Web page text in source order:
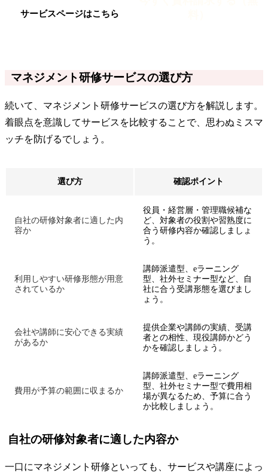
サービスページはこちら
マネジメント研修サービスの選び方
続いて、マネジメント研修サービスの選び方を解説します。
着眼点を意識してサービスを比較することで、思わぬミスマ
ッチを防げるでしょう。
選び方 確認ポイント
自社の研修対象者に適した内
容か
役員・経営層・管理職候補な
ど、対象者の役割や習熟度に
合う研修内容か確認しましょ
う。
利用しやすい研修形態が用意
されているか
講師派遣型、eラーニング
型、社外セミナー型など、自
社に合う受講形態を選びまし
ょう。
会社や講師に安心できる実績
があるか
提供企業や講師の実績、受講
者との相性、現役講師かどう
かを確認しましょう。
費用が予算の範囲に収まるか
講師派遣型、eラーニング
型、社外セミナー型で費用相
場が異なるため、予算に合う
か比較しましょう。
自社の研修対象者に適した内容か
一口にマネジメント研修といっても、サービスや講座によっ